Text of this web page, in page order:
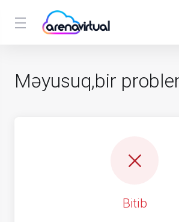
Məyusuq,bir
Bitib